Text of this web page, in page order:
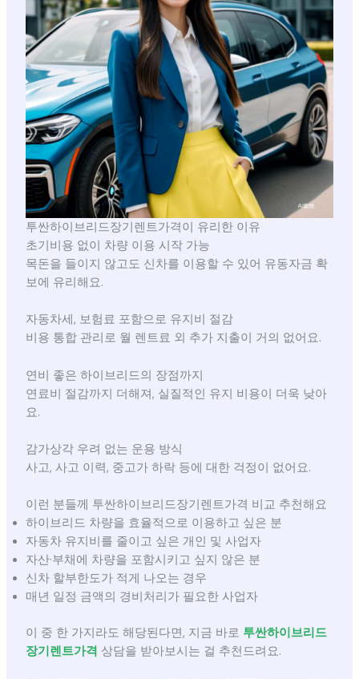
투싼하이브리드장기렌트가격이 유리한 이유
초기비용 없이 차량 이용 시작 가능
목돈을 들이지 않고도 신차를 이용할 수 있어 유동자금 확
보에 유리해요.
자동차세, 보험료 포함으로 유지비 절감
비용 통합 관리로 월 렌트료 외 추가 지출이 거의 없어요.
연비 좋은 하이브리드의 장점까지
연료비 절감까지 더해져, 실질적인 유지 비용이 더욱 낮아
요.
감가상각 우려 없는 운용 방식
사고, 사고 이력, 중고가 하락 등에 대한 걱정이 없어요.
이런 분들께 투싼하이브리드장기렌트가격 비교 추천해요
하이브리드 차량을 효율적으로 이용하고 싶은 분
자동차 유지비를 줄이고 싶은 개인 및 사업자
자산·부채에 차량을 포함시키고 싶지 않은 분
신차 할부한도가 적게 나오는 경우
매년 일정 금액의 경비처리가 필요한 사업자
이 중 한 가지라도 해당된다면, 지금 바로 투싼하이브리드
장기렌트가격 상담을 받아보시는 걸 추천드려요.